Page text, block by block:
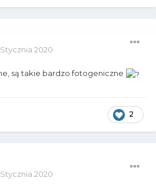
Stycznia 2020
są takie bardzo fotogeniczne
2
Stycznia 2020